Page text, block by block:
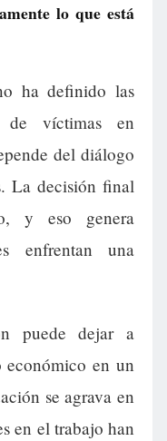
lo que está
ha definido las
de víctimas en
del diálogo
La decisión final
y eso genera
enfrentan una
puede dejar a
económico en un
se agrava en
en el trabajo han